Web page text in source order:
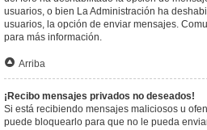
usuarios, o bien La Administración ha
usuarios, la opción de enviar mensajes.
para más información.
Arriba
¡Recibo mensajes privados no deseados!
Si está recibiendo mensajes maliciosos u
puede bloquearlo para que no le pueda